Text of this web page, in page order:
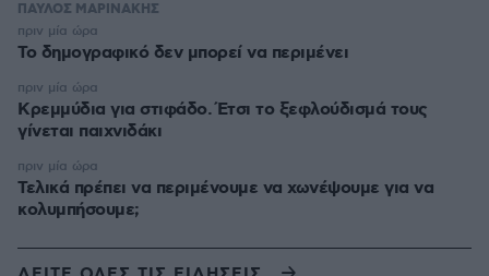
ΠΑΥΛΟΣ ΜΑΡΙΝΑΚΗΣ
Το δημογραφικό δεν μπορεί να περιμένει
πριν μία ώρα
Κρεμμύδια για στιφάδο. Έτσι το ξεφλούδισμά τους
γίνεται παιχνιδάκι
πριν μία ώρα
Τελικά πρέπει να περιμένουμε να χωνέψουμε για να
κολυμπήσουμε;
πριν μία ώρα